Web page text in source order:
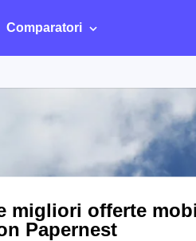
Comparatori